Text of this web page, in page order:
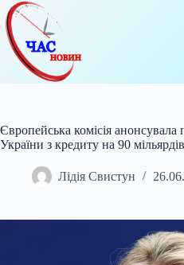
Перейти
до
вмісту
Європейська комісія
України з кредиту на 90
Лідія Свистун